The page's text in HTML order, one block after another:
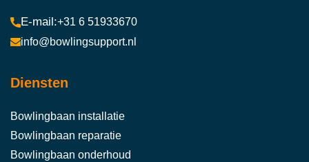
+31 6 51933670
info@bowlingsupport.nl
Diensten
Bowlingbaan installatie
Bowlingbaan reparatie
Bowlingbaan onderhoud